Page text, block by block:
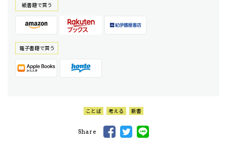
紙書籍で買う
電⼦書籍で買う
ことば 考える 新書
Share